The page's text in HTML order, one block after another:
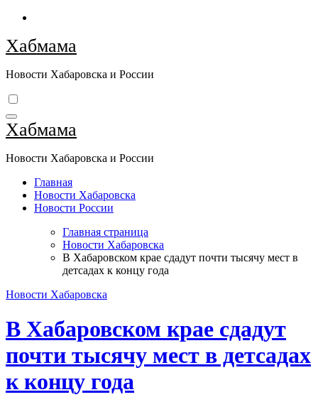
Перейти
содержимому
Хабмама
Новости Хабаровска и России
Хабмама
Новости Хабаровска и России
Главная
Новости Хабаровска
Новости России
Главная страница
Новости Хабаровска
В Хабаровском крае сдадут почти тысячу мест в
детсадах к концу года
Новости Хабаровска
В Хабаровском крае сдадут
почти тысячу мест в детсадах
к концу года